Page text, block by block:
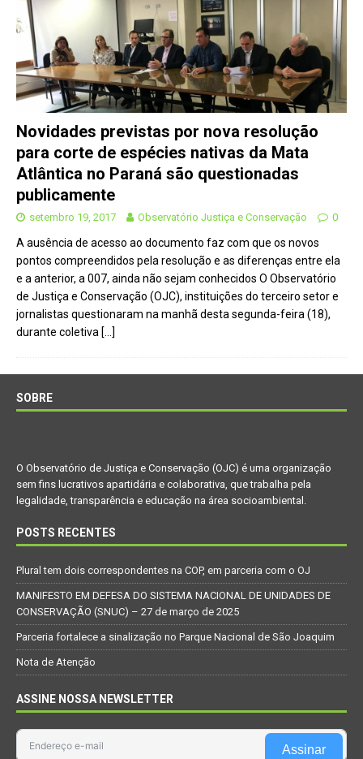
Novidades previstas por nova resolução
para corte de espécies nativas da Mata
Atlântica no Paraná são questionadas
publicamente
setembro 19, 2017 Observatório Justiça e Conservação 0
A ausência de acesso ao documento faz com que os novos
pontos compreendidos pela resolução e as diferenças entre ela
e a anterior, a 007, ainda não sejam conhecidos O Observatório
de Justiça e Conservação (OJC), instituições do terceiro setor e
jornalistas questionaram na manhã desta segunda-feira (18),
durante coletiva […]
SOBRE
O Observatório de Justiça e Conservação (OJC) é uma organização
sem fins lucrativos apartidária e colaborativa, que trabalha pela
legalidade, transparência e educação na área socioambiental.
POSTS RECENTES
Plural tem dois correspondentes na COP, em parceria com o OJ
MANIFESTO EM DEFESA DO SISTEMA NACIONAL DE UNIDADES DE
CONSERVAÇÃO (SNUC) – 27 de março de 2025
Parceria fortalece a sinalização no Parque Nacional de São Joaquim
Nota de Atenção
ASSINE NOSSA NEWSLETTER
Assinar